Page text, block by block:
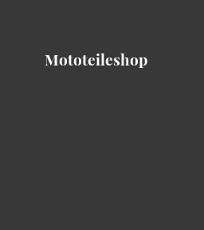
Mototeileshop